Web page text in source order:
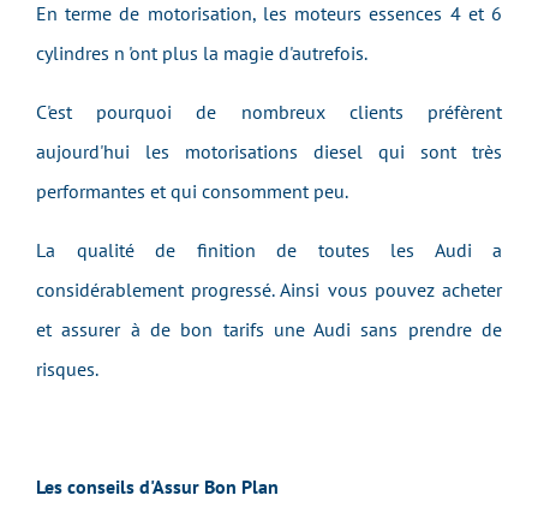
En terme de motorisation, les moteurs essences 4 et 6
cylindres n 'ont plus la magie d'autrefois.
C'est pourquoi de nombreux clients préfèrent
aujourd'hui les motorisations diesel qui sont très
performantes et qui consomment peu.
La qualité de finition de toutes les Audi a
considérablement progressé. Ainsi vous pouvez acheter
et assurer à de bon tarifs une Audi sans prendre de
risques.
Les conseils d'Assur Bon Plan